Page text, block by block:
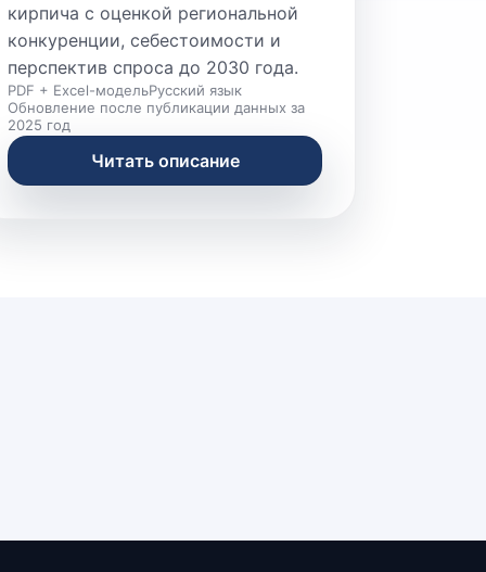
кирпича с оценкой региональной
конкуренции, себестоимости и
перспектив спроса до 2030 года.
PDF + Excel-модельРусский язык
Обновление после публикации данных за
2025 год
Читать описание